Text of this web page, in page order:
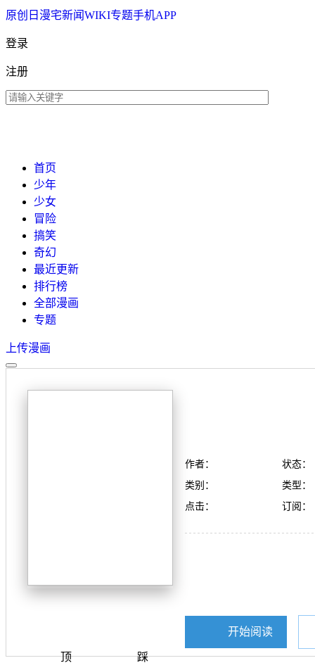
原创 日漫宅新闻WIKI专题手机APP
登录
注册
首页
少年
少女
冒险
搞笑
奇幻
最近更新
排行榜
全部漫画
专题
上传漫画
顶 踩
作者：
状态：
类别：
类型：
点击：
订阅：
开始阅读